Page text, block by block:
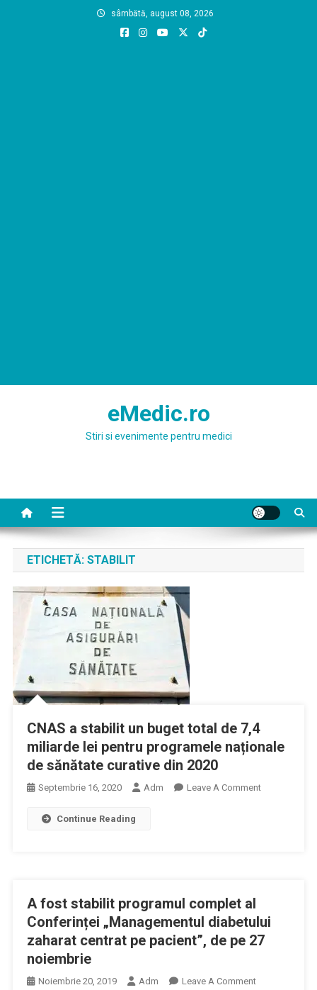
sâmbătă, august 08, 2026
eMedic.ro
Stiri si evenimente pentru medici
ETICHETĂ: STABILIT
CNAS a stabilit un buget total de 7,4
miliarde lei pentru programele naționale
de sănătate curative din 2020
Septembrie 16, 2020 Adm Leave A CommentOn
7,4
Miliarde
Continue Reading
A fost stabilit programul complet al
Conferinței „Managementul diabetului
zaharat centrat pe pacient”, de pe 27
noiembrie
Noiembrie 20, 2019 Adm Leave A CommentOn